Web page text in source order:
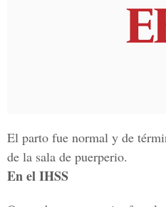
El parto fue normal y de
de la sala de puerperio.
En el IHSS